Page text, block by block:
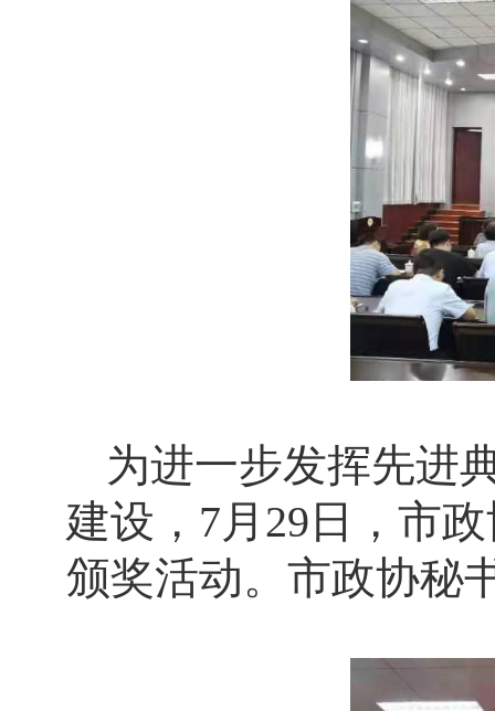
为进一步发挥先进
建设，7月29日，市
颁奖活动。市政协秘